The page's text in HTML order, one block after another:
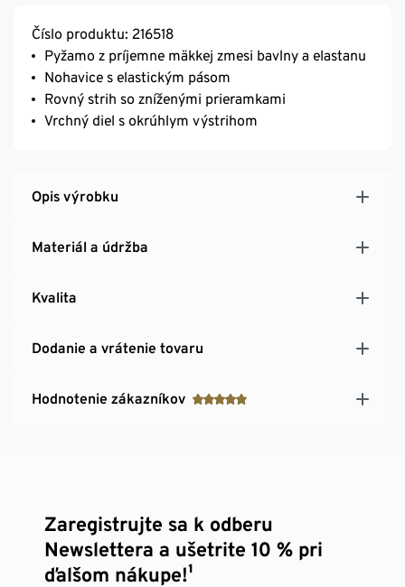
Číslo produktu: 216518
Pyžamo z príjemne mäkkej zmesi bavlny a elastanu
Nohavice s elastickým pásom
Rovný strih so zníženými prieramkami
Vrchný diel s okrúhlym výstrihom
Opis výrobku
Materiál a údržba
Kvalita
Dodanie a vrátenie tovaru
Hodnotenie zákazníkov
Zaregistrujte sa k odberu
Newslettera a ušetrite 10 % pri
ďalšom nákupe!¹